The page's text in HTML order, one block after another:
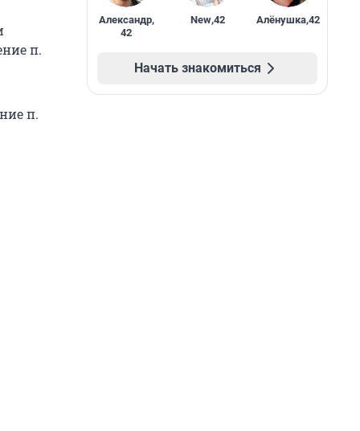
п.
п.
Александр,
42
New,42 Алёнушка,42
Начать знакомиться